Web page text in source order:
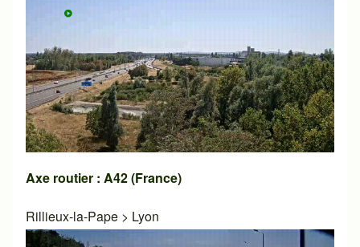
Axe routier : A42 (France)
Rillieux-la-Pape > Lyon